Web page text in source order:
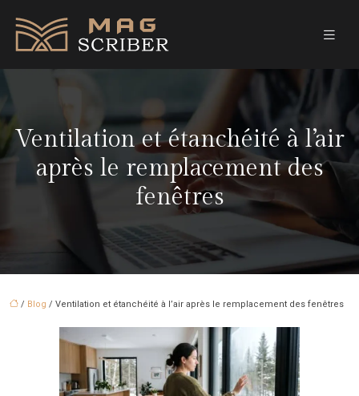
Ventilation et étanchéité à l’air
après le remplacement des
fenêtres
/ Blog / Ventilation et étanchéité à l’air après le remplacement des fenêtres